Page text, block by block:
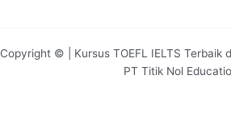
Copyright © | Kursus TOEFL IELTS Terbaik
PT Titik Nol